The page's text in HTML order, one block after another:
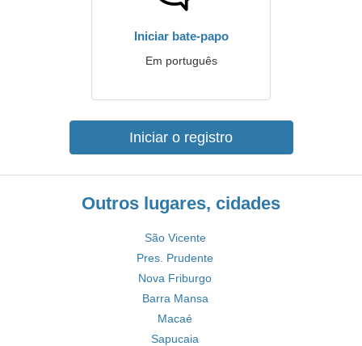
Iniciar bate-papo
Em português
Iniciar o registro
Outros lugares, cidades
São Vicente
Pres. Prudente
Nova Friburgo
Barra Mansa
Macaé
Sapucaia